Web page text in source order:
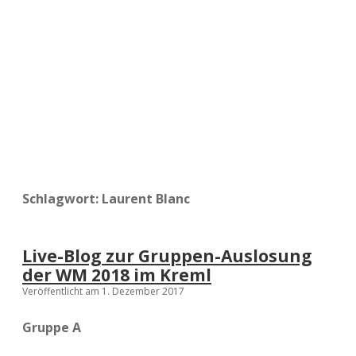
Schlagwort: Laurent Blanc
Live-Blog zur Gruppen-Auslosung
der WM 2018 im Kreml
Veröffentlicht am 1. Dezember 2017
Gruppe A